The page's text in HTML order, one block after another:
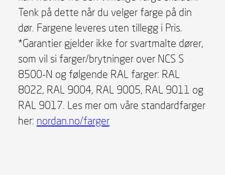
Tenk på dette når du velger farge på din
dør. Fargene leveres uten tillegg i Pris.
*Garantier gjelder ikke for svartmalte dører,
som vil si farger/brytninger over NCS S
8500-N og følgende RAL farger: RAL
8022, RAL 9004, RAL 9005, RAL 9011 og
RAL 9017. Les mer om våre standardfarger
her: nordan.no/farger